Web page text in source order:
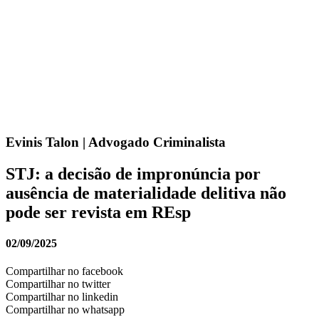
Evinis Talon | Advogado Criminalista
STJ: a decisão de impronúncia por
ausência de materialidade delitiva não
pode ser revista em REsp
02/09/2025
Compartilhar no facebook
Compartilhar no twitter
Compartilhar no linkedin
Compartilhar no whatsapp